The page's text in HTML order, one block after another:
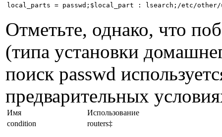
Отметьте, однако, что
(типа установки
поиск passwd
предварительных
Имя
Использование
condition
routers‡